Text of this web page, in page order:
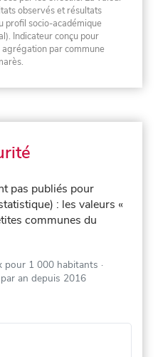
observés et résultats
profil socio-académique
Indicateur conçu pour
par commune
pas publiés pour
: les valeurs «
communes du
pour 1 000 habitants ·
an depuis 2016